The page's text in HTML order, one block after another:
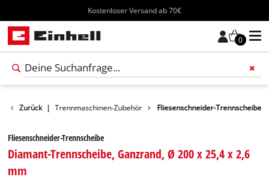
Kostenloser Versand ab 70€
0
Zurück |
Schneid-/ Trennmaschinen-Zubehör Fliesenschneider-Trennscheibe
Fliesenschneider-Trennscheibe
Diamant-Trennscheibe, Ganzrand, Ø 200 x 25,4 x 2,6
mm